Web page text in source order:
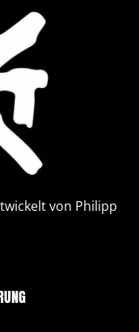
von Philipp